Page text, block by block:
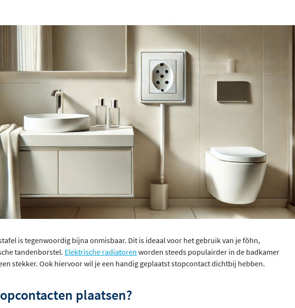
is tegenwoordig bijna onmisbaar. Dit is ideaal voor het gebruik van je föhn,
tandenborstel. Elektrische radiatoren worden steeds populairder in de badkamer
stekker. Ook hiervoor wil je een handig geplaatst stopcontact dichtbij hebben.
plaatsen?